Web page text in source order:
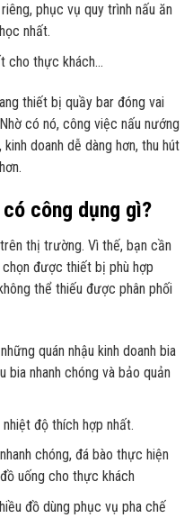
phục vụ quy trình nấu ăn
nhất.
cho thực khách…
thiết bị quầy bar đóng vai
có nó, công việc nấu nướng
doanh dễ dàng hơn, thu hút
công dụng gì?
thị trường. Vì thế, bạn cần
được thiết bị phù hợp
thể thiếu được phân phối
quán nhậu kinh doanh bia
nhanh chóng và bảo quản
độ thích hợp nhất.
chóng, đá bào thực hiện
uống cho thực khách
đồ dùng phục vụ pha chế